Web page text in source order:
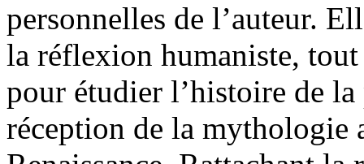
personnelles de l’auteur.
la réflexion humaniste, tout
pour étudier l’histoire de
réception de la mythologie